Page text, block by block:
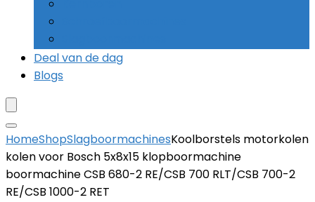
Deal van de dag
Blogs
HomeShopSlagboormachinesKoolborstels motorkolen
kolen voor Bosch 5x8x15 klopboormachine
boormachine CSB 680-2 RE/CSB 700 RLT/CSB 700-2
RE/CSB 1000-2 RET